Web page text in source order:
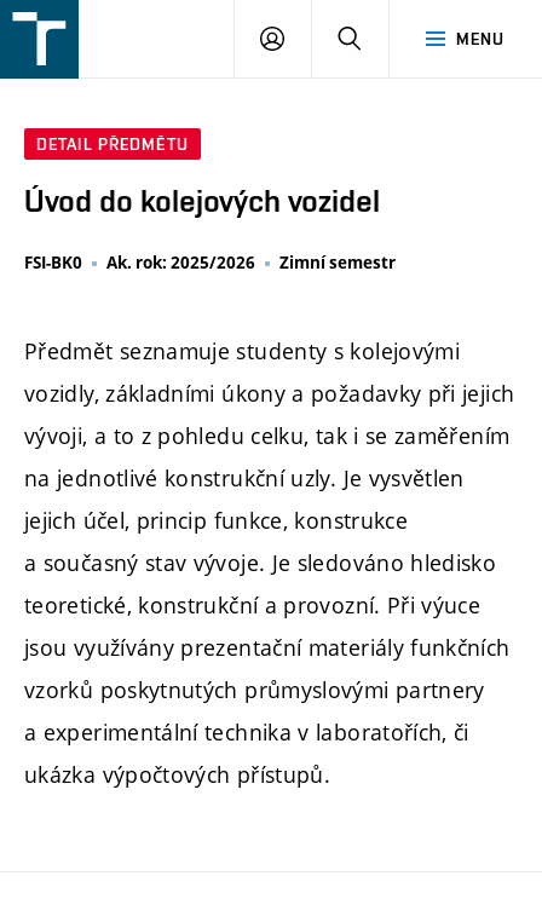
v
MENU
PŘIHLÁŠENÍ
DETAIL PŘEDMĚTU
Úvod do kolejových vozidel
FSI-BK0 Ak. rok: 2025/2026 Zimní semestr
Předmět seznamuje studenty s kolejovými
vozidly, základními úkony a požadavky při jejich
vývoji, a to z pohledu celku, tak i se zaměřením
na jednotlivé konstrukční uzly. Je vysvětlen
jejich účel, princip funkce, konstrukce
a současný stav vývoje. Je sledováno hledisko
teoretické, konstrukční a provozní. Při výuce
jsou využívány prezentační materiály funkčních
vzorků poskytnutých průmyslovými partnery
a experimentální technika v laboratořích, či
ukázka výpočtových přístupů.